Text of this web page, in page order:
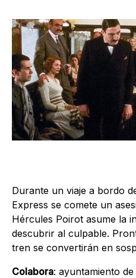
Durante un viaje a bordo
Express se comete un
Hércules Poirot asume la
descubrir al culpable.
tren se convertirán en
Colabora: ayuntamiento